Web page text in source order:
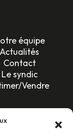
équipe
Actualités
Contact
Le syndic
Vendre